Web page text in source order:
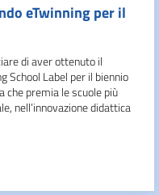
eTwinning per il
di aver ottenuto il
School Label per il biennio
premia le scuole più
nell’innovazione didattica